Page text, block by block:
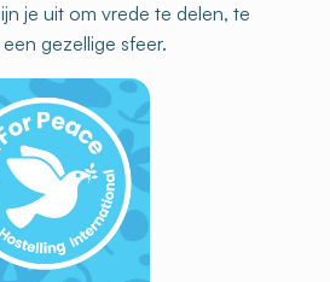
je uit om vrede te delen, te
gezellige sfeer.